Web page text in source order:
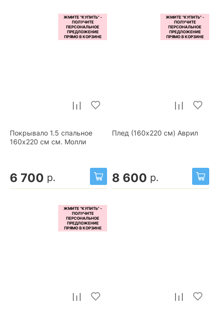
Покрывало 1.5 спальное
160x220 см см. Молли
6 700 р.
Плед (160x220 см) Аврил
8 600 р.